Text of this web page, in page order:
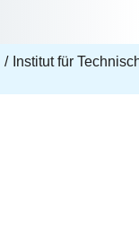
Institut für